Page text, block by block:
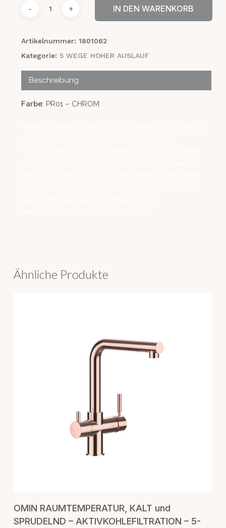
IN DEN WARENKORB
Artikelnummer: 1801062
Kategorie: 5 WEGE HOHER AUSLAUF
Beschreibung
Farbe: PR01 – CHROM
Ähnliche Produkte
OMIN RAUMTEMPERATUR, KALT und
SPRUDELND – AKTIVKOHLEFILTRATION – 5-